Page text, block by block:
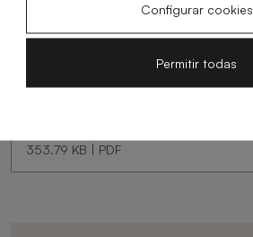
Planos técnicos Livo Slate
353.79 KB | PDF
Configurar cookies
Permitir todas